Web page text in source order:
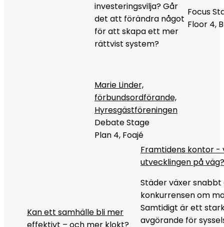
investeringsvilja? Går
det att förändra något
för att skapa ett mer
rättvist system?
Marie Linder,
förbundsordförande,
Hyresgästföreningen
Debate Stage
Plan 4, Foajé
Focus
Floor 4,
Kan ett samhälle bli mer
Framtidens kontor -
utvecklingen på väg?
Städer växer snabbt
konkurrensen om
Samtidigt är ett
avgörande för